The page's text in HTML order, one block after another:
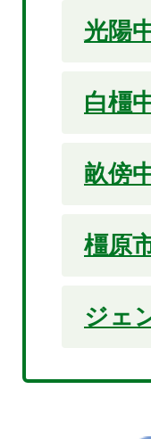
光陽
白橿
畝傍
橿原
ジェ